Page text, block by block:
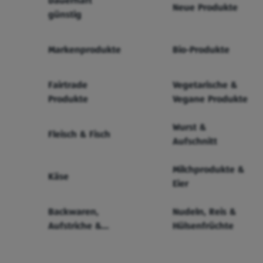
günstig
Neue Produkte
Markenprodukte Bio-Produkte
Fairtrade
Produkte
Vegetarische &
Vegane Produkte
Fleisch & Fisch
Wurst &
Aufschnitt
Käse
Milchprodukte &
Eier
Backwaren,
Aufstriche &
Nudeln, Reis &
Hülsenfrüchte